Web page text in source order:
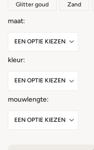
Glitter goud Zand
maat
kleur
mouwlengte